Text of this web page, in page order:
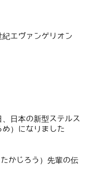
エヴァンゲリオン
日本の新型ステルス
）になりました
かじろう）先輩の伝